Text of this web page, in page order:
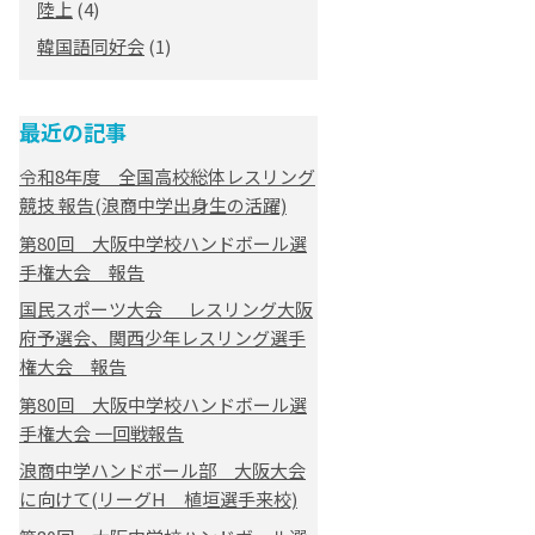
陸上 (4)
韓国語同好会(1)
最近の記事
令和8年度 全国高校総体レスリング
競技 報告(浪商中学出身生の活躍)
第80回 大阪中学校ハンドボール選
手権大会 報告
国民スポーツ大会 レスリング大阪
府予選会、関西少年レスリング選手
権大会 報告
第80回 大阪中学校ハンドボール選
手権大会 一回戦報告
浪商中学ハンドボール部 大阪大会
に向けて(リーグH 植垣選手来校)